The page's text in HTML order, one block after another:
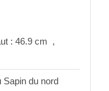
: 46.9 cm ,
Sapin du nord